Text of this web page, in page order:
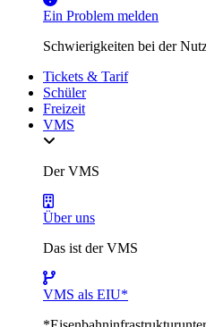
Ein Problem melden
Schwierigkeiten bei der
Tickets & Tarif
Schüler
Freizeit
VMS
Der VMS
Über uns
Das ist der VMS
VMS als EIU*